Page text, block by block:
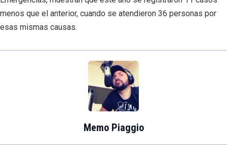
menos que el anterior, cuando se atendieron 36 personas por
esas mismas causas.
Memo Piaggio